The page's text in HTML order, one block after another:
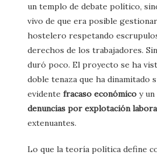
un templo de debate político,
vivo de que era posible
hostelero respetando
derechos de los trabajadores.
duró poco. El proyecto se ha
doble tenaza que ha dinamitado
evidente fracaso económico y
denuncias por explotación
extenuantes.
Lo que la teoría política define